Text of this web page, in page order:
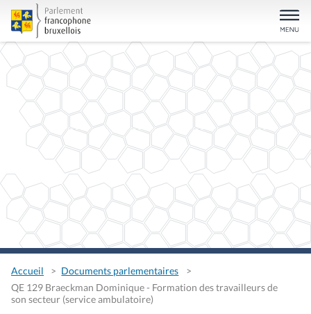
Accueil
Documents parlementaires
QE 129 Braeckman Dominique - Formation des travailleurs de
son secteur (service ambulatoire)